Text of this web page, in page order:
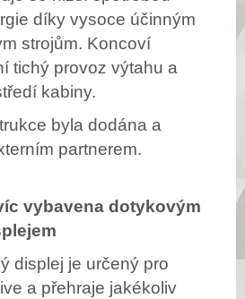
díky vysoce účinným
strojům. Koncoví
tichý provoz výtahu a
kabiny.
byla dodána a
partnerem.
vybavena dotykovým
displej je určený pro
a přehraje jakékoliv